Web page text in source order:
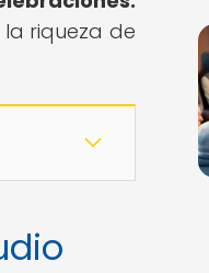
la riqueza de